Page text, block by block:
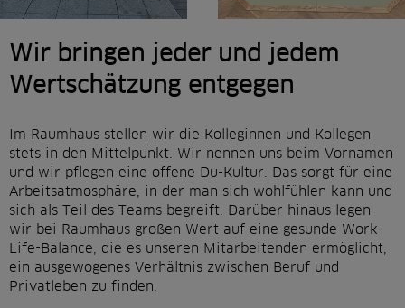
Wir bringen jeder und jedem
Wertschätzung entgegen
Im Raumhaus stellen wir die Kolleginnen und Kollegen
stets in den Mittelpunkt. Wir nennen uns beim Vornamen
und wir pflegen eine offene Du-Kultur. Das sorgt für eine
Arbeitsatmosphäre, in der man sich wohlfühlen kann und
sich als Teil des Teams begreift. Darüber hinaus legen
wir bei Raumhaus großen Wert auf eine gesunde Work-
Life-Balance, die es unseren Mitarbeitenden ermöglicht,
ein ausgewogenes Verhältnis zwischen Beruf und
Privatleben zu finden.